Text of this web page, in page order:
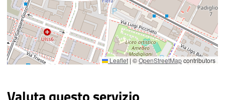
Leaflet | ©OpenStreetMapcontributors